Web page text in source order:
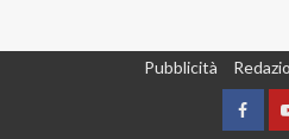
Pubblicità